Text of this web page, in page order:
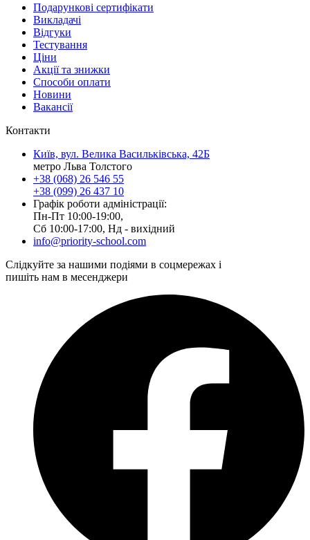
Подарункові сертифікати
Викладачі
Відгуки
Тестування
Ціни
Акції та знижки
Способи оплати
Новини
Вакансії
Контакти
Київ, вул. Велика Васильківська, 42Б
метро Льва Толстого
+38 (068) 26 546 55
+38 (099) 26 437 10
Графік роботи адміністрації:
Пн-Пт 10:00-19:00,
Сб 10:00-17:00, Нд - вихідний
info@priority-school.com
Слідкуйте за нашими подіями в соцмережах і
пишіть нам в месенджери